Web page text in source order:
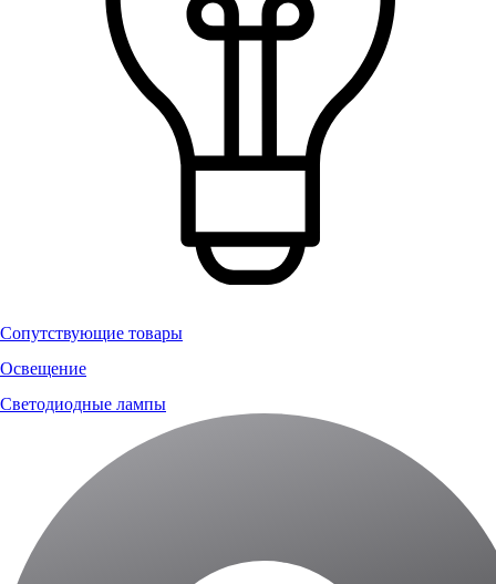
Сопутствующие товары
Освещение
Светодиодные лампы